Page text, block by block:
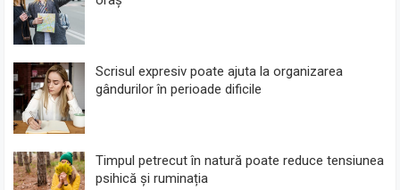
Scrisul expresiv poate ajuta la organizarea
gândurilor în perioade dificile
Timpul petrecut în natură poate reduce tensiunea
psihică și ruminația